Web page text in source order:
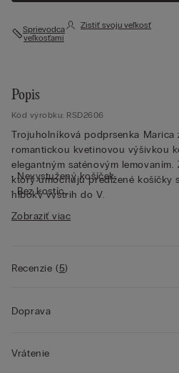
Sprievodca
veľkosťami
Zistiť svoju veľkosť
Popis
Kód výrobku: RSD2606
Trojuholníková podprsenka Marica
romantickou kvetinovou výšivkou
elegantným saténovým lemovaním.
ktorý umocňujú predĺžené košíčky
hlboký výstrih do V.
• Nevystužený košíček
• Bez kostíc
• Ramienka nastaviteľné v zadnej
2B/75B/34B/85B/42B
Zobraziť viac
Recenzie(5)
Doprava
Vrátenie